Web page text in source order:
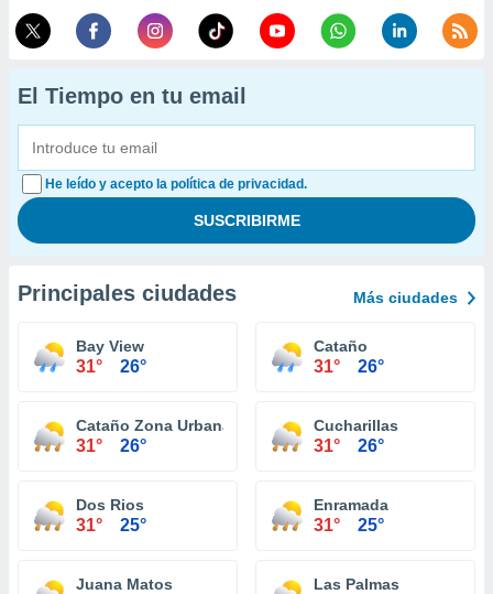
El Tiempo en tu email
He leído y acepto la política de privacidad.
Principales ciudades Más ciudades
Bay View
31° 26°
Cataño
31° 26°
Cataño Zona Urbana
31° 26°
Cucharillas
31° 26°
Dos Rios
31° 25°
Enramada
31° 25°
Juana Matos Las Palmas